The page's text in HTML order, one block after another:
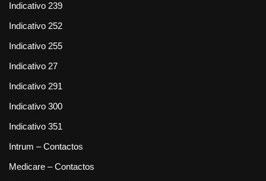
Indicativo 239
Indicativo 252
Indicativo 255
Indicativo 27
Indicativo 291
Indicativo 300
Indicativo 351
Intrum – Contactos
Medicare – Contactos